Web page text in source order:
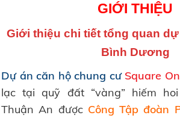
GIỚI THIỆU
Giới thiệu chi tiết tổng quan dự
Bình Dương
Dự án căn hộ chung cư Square
lạc tại quỹ đất “vàng” hiếm
Thuận An được Công Tập đoàn